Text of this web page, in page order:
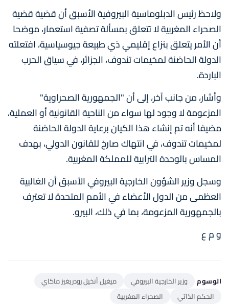
ولاحظ رئيس الدبلوماسية البيروفية الأسبق أن قضية قضية
الصحراء المغربية لا تتعلق بمسألة تصفية استعمار، موضحا
أن الأمر يتعلق بنزاع إقليمي ذي طبيعة جيوسياسية، افتعلته
الدولة الحاضنة لمخيمات تندوف، الجزائر، في سياق الحرب
الباردة.
وأشار، من جانب آخر، إلى أن "الجمهورية الصحراوية"
المزعومة لا وجود لها سواء من الناحية القانونية أو العملية،
مضيفا أنه تم إنشاء هذا الكيان برعاية الدولة الحاضنة
لمخيمات تندوف، في انتهاك صارخ للقانون الدولي، بهدف
المساس بالوحدة الترابية للمملكة المغربية.
وسجل وزير الشؤون الخارجية البيروفي الأسبق أن الغالبية
العظمى من الدول الأعضاء في الأمم المتحدة لا تعترف
بالجمهورية المزعومة، بما في ذلك، البيرو.
و م ع
الوسوم وزير الخارجية البيروفي
ميغيل أنخيل رودريغيز ماكاي
الحكم الذاتي
الصحراء المغربية